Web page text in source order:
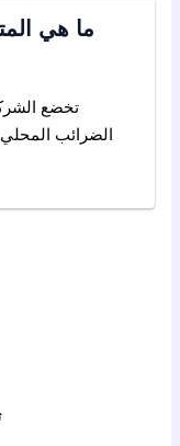
ما هي
تخضع
الضرائب